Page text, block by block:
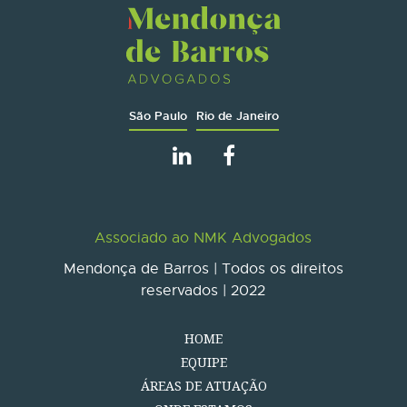
São Paulo Rio de Janeiro
Associado ao NMK Advogados
Mendonça de Barros | Todos os direitos
reservados | 2022
HOME
EQUIPE
ÁREAS DE ATUAÇÃO